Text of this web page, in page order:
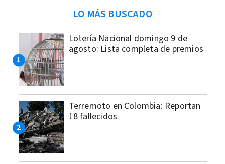
LO MÁS BUSCADO
Lotería Nacional domingo 9 de
agosto: Lista completa de premios
Terremoto en Colombia: Reportan
18 fallecidos